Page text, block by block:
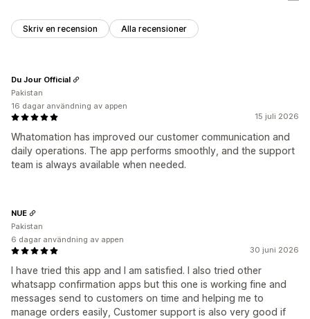
Skriv en recension Alla recensioner
15 juli 2026
Whatomation has improved our customer communication and
daily operations. The app performs smoothly, and the support
team is always available when needed.
Du Jour Official
Pakistan
16 dagar användning av appen
30 juni 2026
I have tried this app and I am satisfied. I also tried other
whatsapp confirmation apps but this one is working fine and
messages send to customers on time and helping me to
manage orders easily, Customer support is also very good if
NUE
Pakistan
6 dagar användning av appen